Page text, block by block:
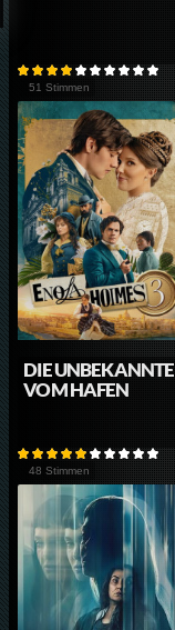
51 Stimmen
DIE UNBEKANNTE
VOM HAFEN
48 Stimmen